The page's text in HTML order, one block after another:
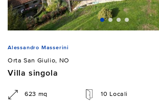
Alessandro Masserini
Orta San Giulio, NO
Villa singola
623 mq 10 Locali